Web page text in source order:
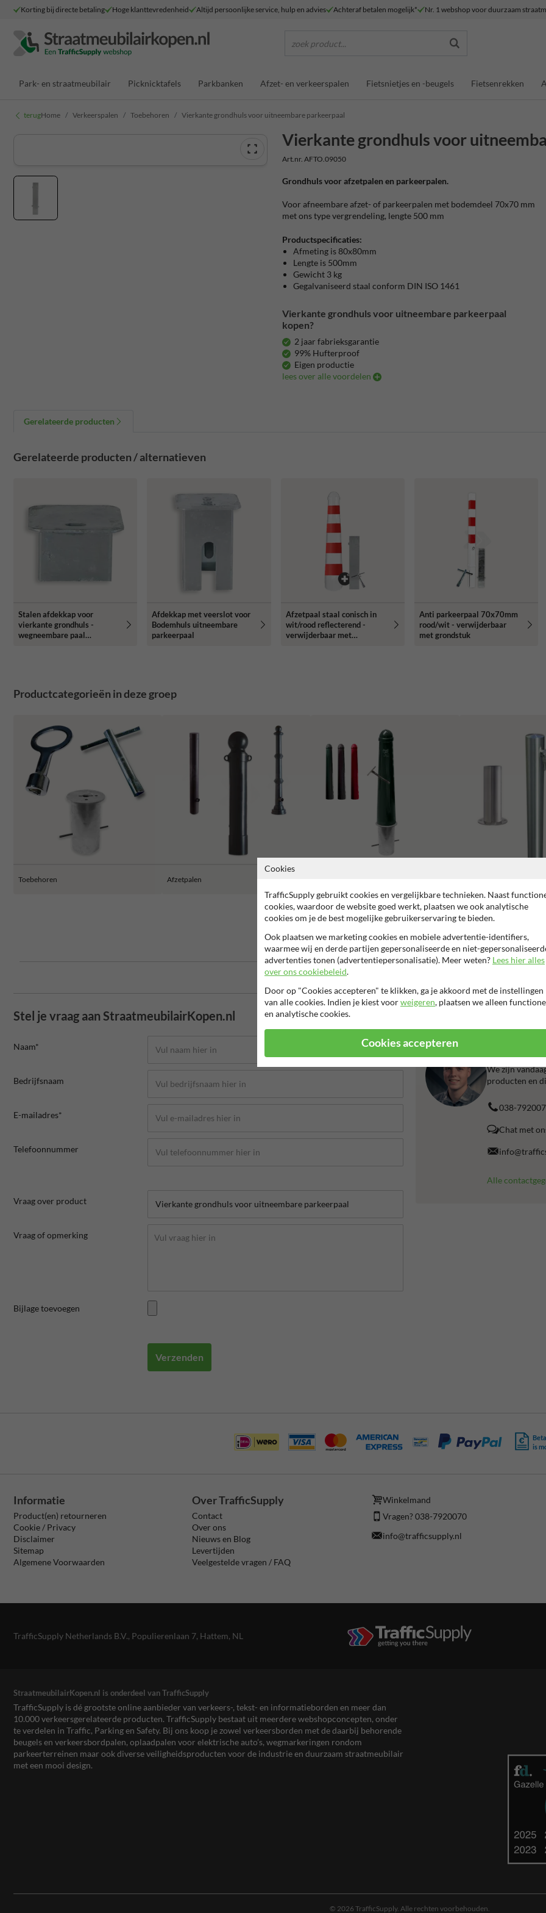
Korting bij directe betaling Hoge klanttevredenheid Altijd persoonlijke service, hulp en advies Achteraf betalen mogelijk* Nr. 1 webshop voor duurzaam
zoek product...
Park- en straatmeubilair Picknicktafels Parkbanken Afzet- en verkeerspalen Fietsnietjes en -beugels Fietsenrekken
terugHome Verkeerspalen Toebehoren Vierkante grondhuls voor uitneembare parkeerpaal
Vierkante grondhuls voor
Art.nr. AFTO.09050
Grondhuls voor afzetpalen en parkeerpalen.
Voor afneembare afzet- of parkeerpalen met bodemdeel 70x70 mm
met ons type vergrendeling, lengte 500 mm
Productspecificaties:
Afmeting is 80x80mm
Lengte is 500mm
Gewicht 3 kg
Gegalvaniseerd staal conform DIN ISO 1461
Vierkante grondhuls voor uitneembare parkeerpaal
kopen?
2 jaar fabrieksgarantie
99% Hufterproof
Eigen productie
lees over alle voordelen
Gerelateerde producten
Gerelateerde producten / alternatieven
Stalen afdekkap voor
vierkante grondhuls -
wegneembare paal
Afdekkap met veerslot voor
Bodemhuls uitneembare
parkeerpaal
Afzetpaal staal conisch in
wit/rood reflecterend -
verwijderbaar met
Anti parkeerpaal 70x70mm
rood/wit - verwijderbaar
met grondstuk
Productcategorieën in deze groep
Toebehoren Afzetpalen
2 jaar fabrieksgarantie 99% Hufterproof Eigen productie
Stel je vraag aan StraatmeubilairKopen.nl
Naam*
Bedrijfsnaam
E-mailadres*
Telefoonnummer
Vraag over product
Vraag of opmerking
Bijlage toevoegen
Verzenden
Liever
We zijn
producten en
038-
Chat met
Alle
is
Informatie
Product(en) retourneren
Cookie / Privacy
Disclaimer
Sitemap
Algemene Voorwaarden
Over TrafficSupply
Contact
Over ons
Nieuws en Blog
Levertijden
Veelgestelde vragen / FAQ
Winkelmand
Vragen? 038-7920070
info@trafficsupply.nl
TrafficSupply Netherlands B.V., Populierenlaan 7, Hattem, NL
StraatmeubilairKopen.nl is onderdeel van TrafficSupply
TrafficSupply is dé grootste online aanbieder van verkeers-, tekst- en informatieborden en meer dan
10.000 verkeersgerelateerde producten. TrafficSupply bestaat uit meerdere webshopconcepten, onder
te verdelen in Traffic, Parking en Safety. Bij ons koop je zowel verkeersborden met de daarbij behorende
beugels en verkeersbordpalen, oplaadpalen voor elektrische auto’s, wegmarkeringen rondom
parkeerterreinen maar ook diverse veiligheidsproducten voor de industrie en duurzaam straatmeubilair
met een mooi design.
© 2026 TrafficSupply. Alle rechten voorbehouden.
Cookies
TrafficSupply gebruikt cookies en vergelijkbare technieken. Naast
cookies, waardoor de website goed werkt, plaatsen we ook analytische
cookies om je de best mogelijke gebruikerservaring te bieden.
Ook plaatsen we marketing cookies en mobiele advertentie-identifiers,
waarmee wij en derde partijen gepersonaliseerde en niet-
advertenties tonen (advertentiepersonalisatie). Meer weten? Lees hier alles
over ons cookiebeleid.
Door op "Cookies accepteren" te klikken, ga je akkoord met de instellingen
van alle cookies. Indien je kiest voorweigeren, plaatsen we alleen
en analytische cookies.
Cookies accepteren